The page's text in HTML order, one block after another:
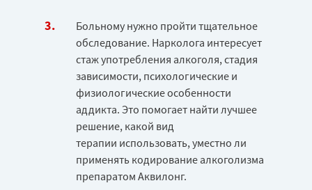
Больному нужно пройти тщательное
обследование. Нарколога интересует
стаж употребления алкоголя, стадия
зависимости, психологические и
физиологические особенности
аддикта. Это помогает найти лучшее
решение, какой вид
терапии использовать, уместно ли
применять кодирование алкоголизма
препаратом Аквилонг.